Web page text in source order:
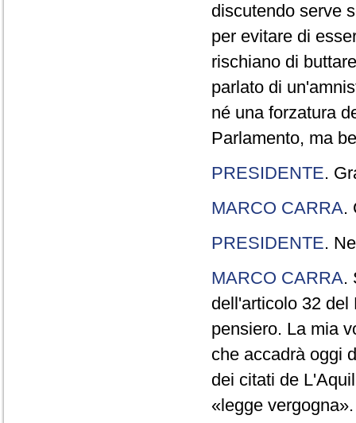
discutendo serve
per evitare di
rischiano di
parlato di
né una forzatura
Parlamento, ma
PRESIDENTE.
MARCO CARRA.
PRESIDENTE.
MARCO CARRA.
dell'articolo 32 del
pensiero. La mia
che accadrà oggi
dei citati de
«legge